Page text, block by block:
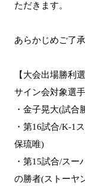
ただきます。
あらかじめご了
【大会出場勝利
サイン会対象選手
・金子晃大(試合
・第16試合/K-1
保琉唯)
・第15試合/ス
の勝者(ストーヤ